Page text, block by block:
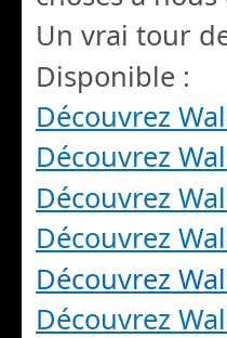
Un vrai tour
Disponible :
Découvrez
Découvrez
Découvrez
Découvrez
Découvrez
Découvrez